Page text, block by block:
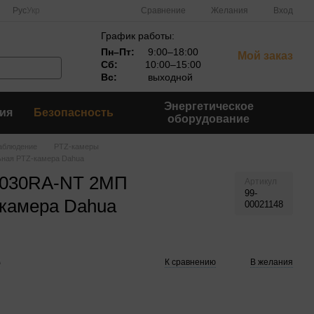
Рус Сравнение Желания Вход
График работы:
Пн–Пт:
9:00–18:00
Сб:
10:00–15:00
Вс:
выходной
Мой заказ
Безопасность
Энергетическое
оборудование
PTZ-камеры
PTZ-камера Dahua
NT 2МП
Dahua
99-
00021148
К сравнению В желания